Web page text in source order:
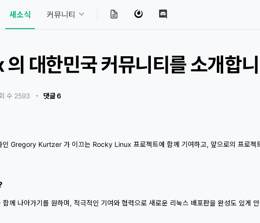
새소식 커뮤니티
대한민국 커뮤니티를 소개합
수 2593 ・ 댓글 6
Gregory Kurtzer 가 이끄는 Rocky Linux 프로젝트에 함께 기여하고, 앞으로의 프로젝
께 나아가기를 원하며, 적극적인 기여와 협력으로 새로운 리눅스 배포판을 완성도 있게